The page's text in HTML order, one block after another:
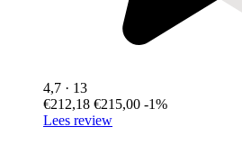
4,7 · 13
€212,18 €215,00 -1%
Lees review